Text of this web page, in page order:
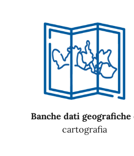
Banche dati geografiche
cartografia